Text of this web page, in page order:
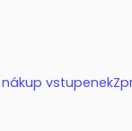
vstupenek